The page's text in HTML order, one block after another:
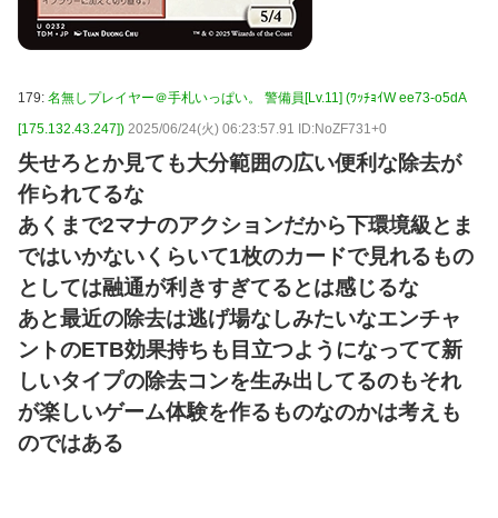
179: 名無しプレイヤー＠手札いっぱい。 警備員[Lv.11] (ﾜｯﾁｮｲW ee73-o5dA
[175.132.43.247]) 2025/06/24(火) 06:23:57.91 ID:NoZF731+0
失せろとか見ても大分範囲の広い便利な除去が
作られてるな
あくまで2マナのアクションだから下環境級とま
ではいかないくらいて1枚のカードで見れるもの
としては融通が利きすぎてるとは感じるな
あと最近の除去は逃げ場なしみたいなエンチャ
ントのETB効果持ちも目立つようになってて新
しいタイプの除去コンを生み出してるのもそれ
が楽しいゲーム体験を作るものなのかは考えも
のではある